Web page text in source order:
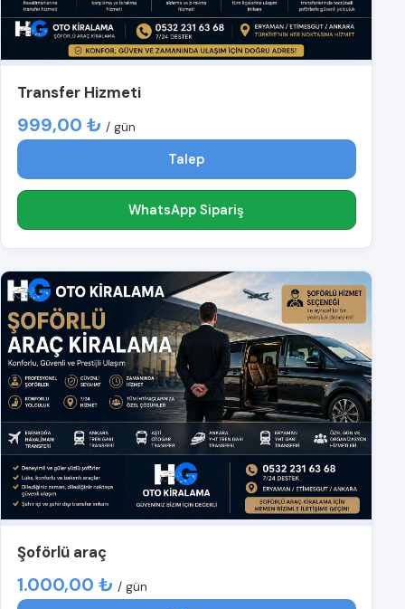
Transfer Hizmeti
999,00 ₺ / gün
Talep
WhatsApp Sipariş
Şoförlü araç
1.000,00 ₺ / gün